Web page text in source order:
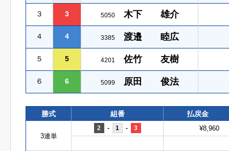
３ 3 5050 木下 雄介
４ 4 3385 渡邉 睦広
５ 5 4201 佐竹 友樹
６ 6 5099 原田 俊法
勝式 組番 払戻金
3連単
2 - 1 - 3 ¥8,960